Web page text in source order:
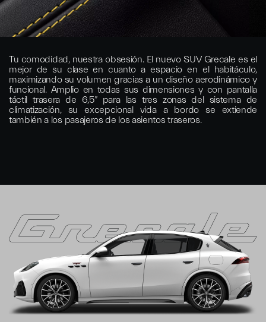
Tu comodidad, nuestra obsesión. El nuevo SUV Grecale es el
mejor de su clase en cuanto a espacio en el habitáculo,
maximizando su volumen gracias a un diseño aerodinámico y
funcional. Amplio en todas sus dimensiones y con pantalla
táctil trasera de 6,5” para las tres zonas del sistema de
climatización, su excepcional vida a bordo se extiende
también a los pasajeros de los asientos traseros.